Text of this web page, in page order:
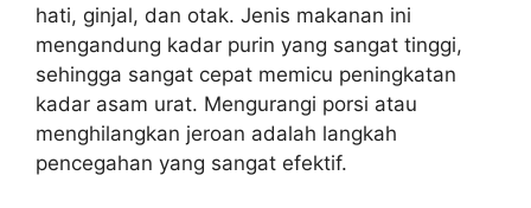
hati, ginjal, dan otak. Jenis makanan ini
mengandung kadar purin yang sangat tinggi,
sehingga sangat cepat memicu peningkatan
kadar asam urat. Mengurangi porsi atau
menghilangkan jeroan adalah langkah
pencegahan yang sangat efektif.